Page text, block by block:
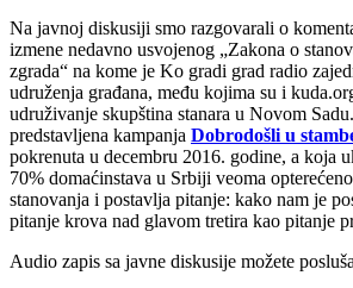
Na javnoj diskusiji smo razgovarali o
izmene nedavno usvojenog „Zakona o
zgrada“ na kome je Ko gradi grad radio
udruženja građana, među kojima su i
udruživanje skupština stanara u Novom
predstavljena kampanja Dobrodošli u
pokrenuta u decembru 2016. godine, a koja
70% domaćinstava u Srbiji veoma
stanovanja i postavlja pitanje: kako nam je
pitanje krova nad glavom tretira kao pitanje
Audio zapis sa javne diskusije možete